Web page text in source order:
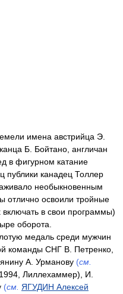
имена австрийца Э.
Б. Бойтано, англичан
в фигурном катание
публики канадец Толлер
необыкновенным
отлично освоили тройные
в свои программы)
оборота.
медаль среди мужчин
команды СНГ В. Петренко,
А. Урманову (см.
Лиллехаммер), И.
(см. ЯГУДИН Алексей